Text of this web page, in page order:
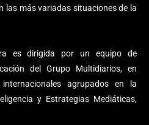
las más variadas situaciones de la
es dirigida por un equipo de
del Grupo Multidiarios, en
agrupados en la
y Estrategias Mediáticas,